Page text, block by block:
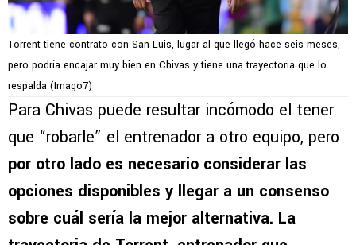
Torrent tiene contrato con San Luis, lugar al que llegó hace seis meses,
pero podría encajar muy bien en Chivas y tiene una trayectoria que lo
respalda (Imago7)
Para Chivas puede resultar incómodo el tener
que “robarle” el entrenador a otro equipo, pero
por otro lado es necesario considerar las
opciones disponibles y llegar a un consenso
sobre cuál sería la mejor alternativa. La